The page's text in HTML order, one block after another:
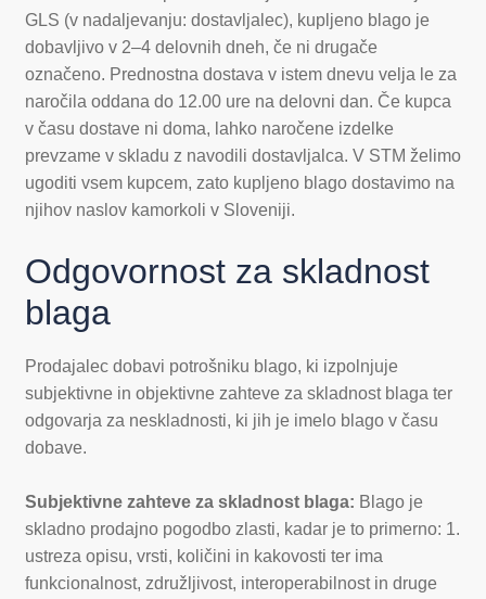
GLS (v nadaljevanju: dostavljalec), kupljeno blago je
dobavljivo v 2–4 delovnih dneh, če ni drugače
označeno. Prednostna dostava v istem dnevu velja le za
naročila oddana do 12.00 ure na delovni dan. Če kupca
v času dostave ni doma, lahko naročene izdelke
prevzame v skladu z navodili dostavljalca. V STM želimo
ugoditi vsem kupcem, zato kupljeno blago dostavimo na
njihov naslov kamorkoli v Sloveniji.
Odgovornost za skladnost
blaga
Prodajalec dobavi potrošniku blago, ki izpolnjuje
subjektivne in objektivne zahteve za skladnost blaga ter
odgovarja za neskladnosti, ki jih je imelo blago v času
dobave.
Subjektivne zahteve za skladnost blaga: Blago je
skladno prodajno pogodbo zlasti, kadar je to primerno: 1.
ustreza opisu, vrsti, količini in kakovosti ter ima
funkcionalnost, združljivost, interoperabilnost in druge